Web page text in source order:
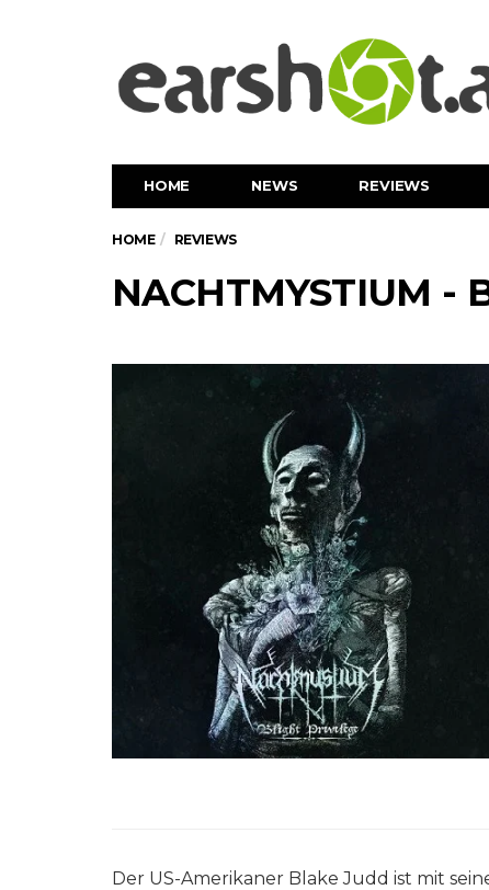
HOME NEWS REVIEWS
HOME REVIEWS
NACHTMYSTIUM
Der US-Amerikaner Blake Judd ist mit